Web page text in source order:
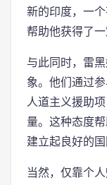
新的印度，一
帮助他获得了一
与此同时，雷
象。他们通过
人道主义援助
量。这种态度
建立起良好的国
当然，仅靠个